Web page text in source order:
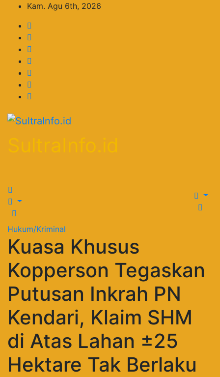
content
Kam. Agu 6th, 2026
SultraInfo.id
Hukum/Kriminal
Kuasa Khusus
Kopperson Tegaskan
Putusan Inkrah PN
Kendari, Klaim SHM
di Atas Lahan ±25
Hektare Tak Berlaku